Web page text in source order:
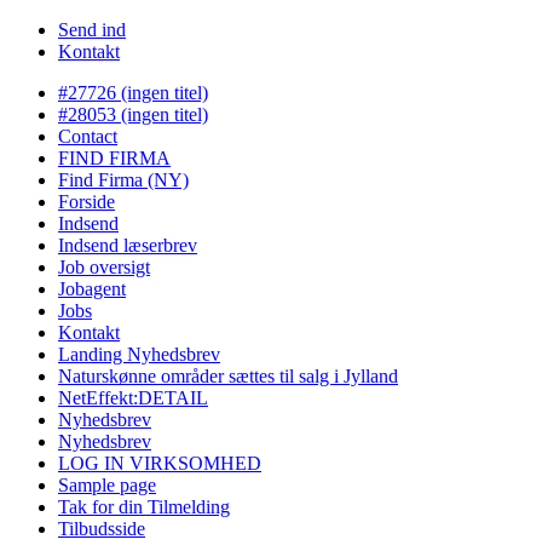
Send ind
Kontakt
#27726 (ingen titel)
#28053 (ingen titel)
Contact
FIND FIRMA
Find Firma (NY)
Forside
Indsend
Indsend læserbrev
Job oversigt
Jobagent
Jobs
Kontakt
Landing Nyhedsbrev
Naturskønne områder sættes til salg i Jylland
NetEffekt:DETAIL
Nyhedsbrev
Nyhedsbrev
LOG IN VIRKSOMHED
Sample page
Tak for din Tilmelding
Tilbudsside